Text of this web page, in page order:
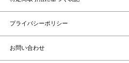
プライバシーポリシー
お問い合わせ